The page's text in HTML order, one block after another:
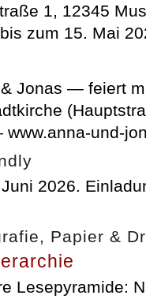
1, 12345
zum 15. Mai
& Jonas — feiert
und-
2026.
Papier &
Lesepyramide: